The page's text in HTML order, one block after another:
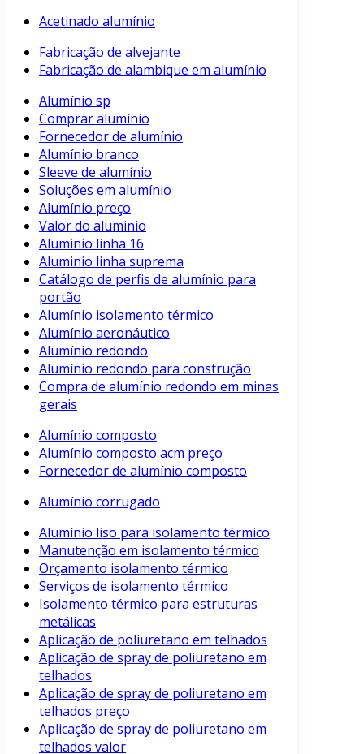
Acetinado alumínio
Fabricação de alvejante
Fabricação de alambique em alumínio
Alumínio sp
Comprar alumínio
Fornecedor de alumínio
Alumínio branco
Sleeve de alumínio
Soluções em alumínio
Alumínio preço
Valor do aluminio
Aluminio linha 16
Aluminio linha suprema
Catálogo de perfis de alumínio para
portão
Alumínio isolamento térmico
Alumínio aeronáutico
Alumínio redondo
Alumínio redondo para construção
Compra de alumínio redondo em minas
gerais
Alumínio composto
Alumínio composto acm preço
Fornecedor de alumínio composto
Alumínio corrugado
Alumínio liso para isolamento térmico
Manutenção em isolamento térmico
Orçamento isolamento térmico
Serviços de isolamento térmico
Isolamento térmico para estruturas
metálicas
Aplicação de poliuretano em telhados
Aplicação de spray de poliuretano em
telhados
Aplicação de spray de poliuretano em
telhados preço
Aplicação de spray de poliuretano em
telhados valor